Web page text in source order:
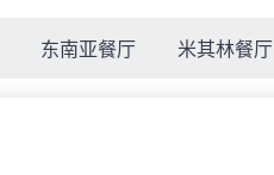
东南亚餐厅 米其林餐厅